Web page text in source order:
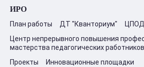
ИРО
План работы ДТ "Кванториум"
ЦПОД
Центр непрерывного повышения
мастерства педагогических работников
Проекты
Инновационные площадки